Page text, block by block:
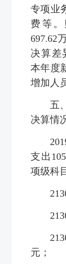
专项业
费等
697.62
决算差
本年度
增加人
五
决算情
支出
项级科
元；